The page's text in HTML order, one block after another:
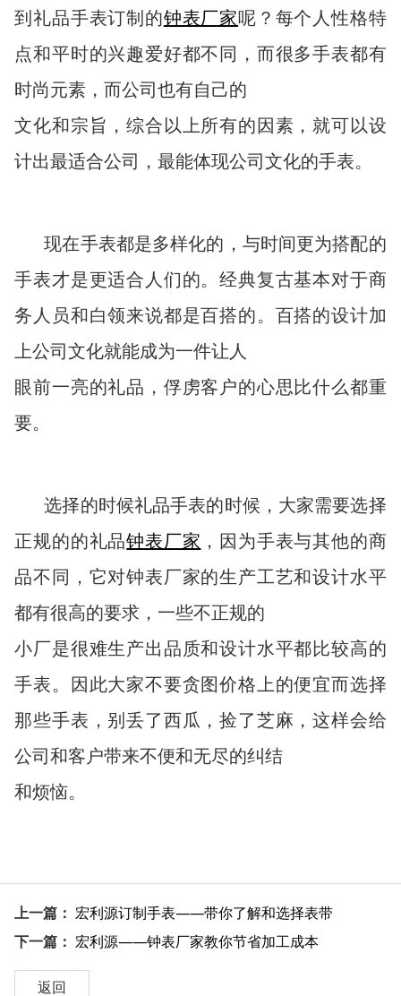
到礼品手表订制的钟表厂家呢？每个人性格特
点和平时的兴趣爱好都不同，而很多手表都有
时尚元素，而公司也有自己的
文化和宗旨，综合以上所有的因素，就可以设
计出最适合公司，最能体现公司文化的手表。
现在手表都是多样化的，与时间更为搭配的
手表才是更适合人们的。经典复古基本对于商
务人员和白领来说都是百搭的。百搭的设计加
上公司文化就能成为一件让人
眼前一亮的礼品，俘虏客户的心思比什么都重
要。
选择的时候礼品手表的时候，大家需要选择
正规的的礼品钟表厂家 ，因为手表与其他的商
品不同，它对钟表厂家的生产工艺和设计水平
都有很高的要求，一些不正规的
小厂是很难生产出品质和设计水平都比较高的
手表。因此大家不要贪图价格上的便宜而选择
那些手表，别丢了西瓜，捡了芝麻，这样会给
公司和客户带来不便和无尽的纠结
和烦恼。
上一篇：宏利源订制手表——带你了解和选择表带
下一篇：宏利源——钟表厂家教你节省加工成本
返回